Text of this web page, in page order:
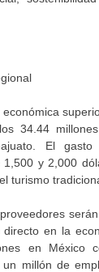
34.44
El gasto
1,500 y 2,000
turismo
en la
en México
millón de